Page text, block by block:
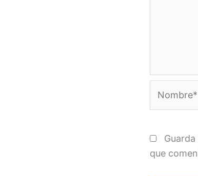
que